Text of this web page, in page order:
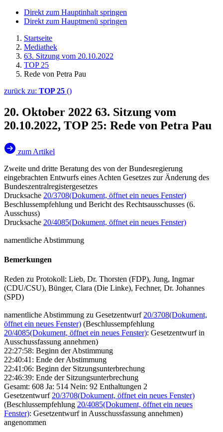
Direkt zum Hauptinhalt springen
Direkt zum Hauptmenü springen
Startseite
Mediathek
63. Sitzung vom 20.10.2022
TOP 25
Rede von Petra Pau
zurück zu: TOP 25 ()
20. Oktober 2022 63. Sitzung vom
20.10.2022, TOP 25: Rede von Petra Pau
zum Artikel
Zweite und dritte Beratung des von der Bundesregierung
eingebrachten Entwurfs eines Achten Gesetzes zur Änderung des
Bundeszentralregistergesetzes
Drucksache 20/3708(Dokument, öffnet ein neues Fenster)
Beschlussempfehlung und Bericht des Rechtsausschusses (6.
Ausschuss)
Drucksache 20/4085(Dokument, öffnet ein neues Fenster)
namentliche Abstimmung
Bemerkungen
Reden zu Protokoll: Lieb, Dr. Thorsten (FDP), Jung, Ingmar
(CDU/CSU), Bünger, Clara (Die Linke), Fechner, Dr. Johannes
(SPD)
namentliche Abstimmung zu Gesetzentwurf 20/3708(Dokument,
öffnet ein neues Fenster) (Beschlussempfehlung
20/4085(Dokument, öffnet ein neues Fenster): Gesetzentwurf in
Ausschussfassung annehmen)
22:27:58: Beginn der Abstimmung
22:40:41: Ende der Abstimmung
22:41:06: Beginn der Sitzungsunterbrechung
22:46:39: Ende der Sitzungsunterbrechung
Gesamt: 608 Ja: 514 Nein: 92 Enthaltungen 2
Gesetzentwurf 20/3708(Dokument, öffnet ein neues Fenster)
(Beschlussempfehlung 20/4085(Dokument, öffnet ein neues
Fenster): Gesetzentwurf in Ausschussfassung annehmen)
angenommen